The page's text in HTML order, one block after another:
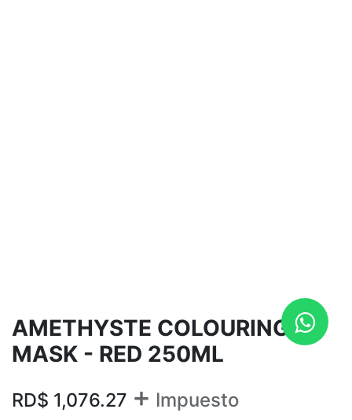
AMETHYSTE COLOURING
MASK - RED 250ML
RD$ 1,076.27 + Impuesto